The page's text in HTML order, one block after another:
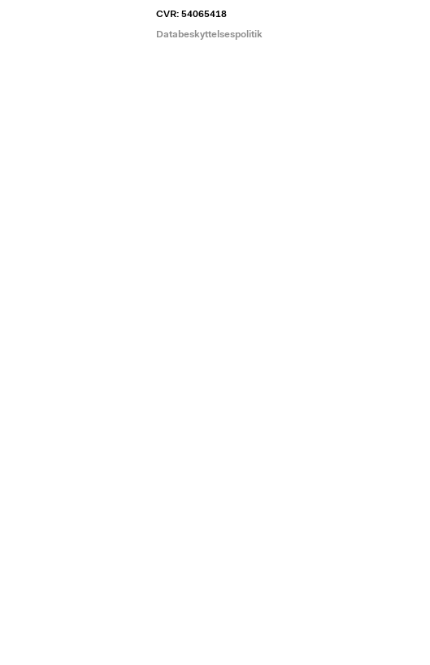
CVR: 54065418
Databeskyttelsespolitik